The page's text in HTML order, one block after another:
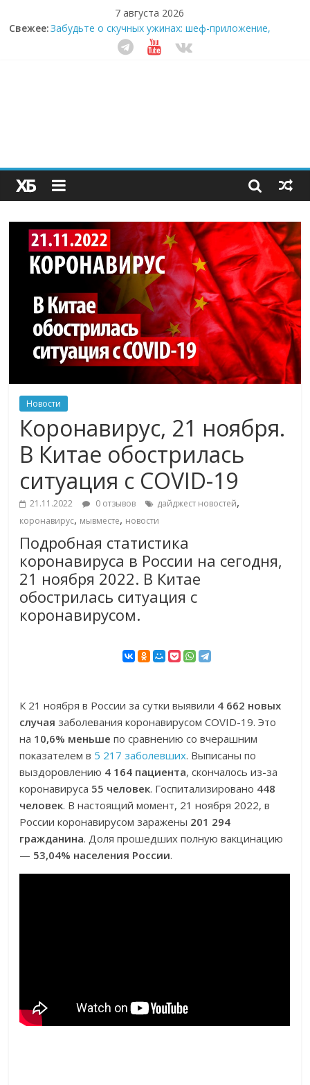
7 августа 2026
Свежее:Забудьте о скучных ужинах: шеф-приложение,
которое видит вашу еду насквозь
Небо зовёт: как бизнес на полётах дронов и
Секрет супергидратации: почему кокосовая вода с
пребиотиками становится главным трендом
здорового питания
Новости
Коронавирус, 21 ноября.
В Китае обострилась
ситуация с COVID-19
21.11.2022 0 отзывов дайджест новостей,
коронавирус, мывместе, новости
Подробная статистика
коронавируса в России на сегодня,
21 ноября 2022. В Китае
обострилась ситуация с
коронавирусом.
К 21 ноября в России за сутки выявили 4 662 новых
случая заболевания коронавирусом COVID-19. Это
на 10,6% меньше по сравнению со вчерашним
показателем в 5 217 заболевших. Выписаны по
выздоровлению 4 164 пациента, скончалось из-за
коронавируса 55 человек. Госпитализировано 448
человек. В настоящий момент, 21 ноября 2022, в
России коронавирусом заражены 201 294
гражданина. Доля прошедших полную вакцинацию
— 53,04% населения России.